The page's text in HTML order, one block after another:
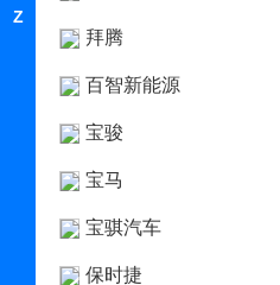
Z
拜腾
百智新能源
宝骏
宝马
宝骐汽车
保时捷